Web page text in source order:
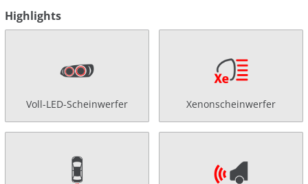
Highlights
Voll-LED-Scheinwerfer Xenonscheinwerfer